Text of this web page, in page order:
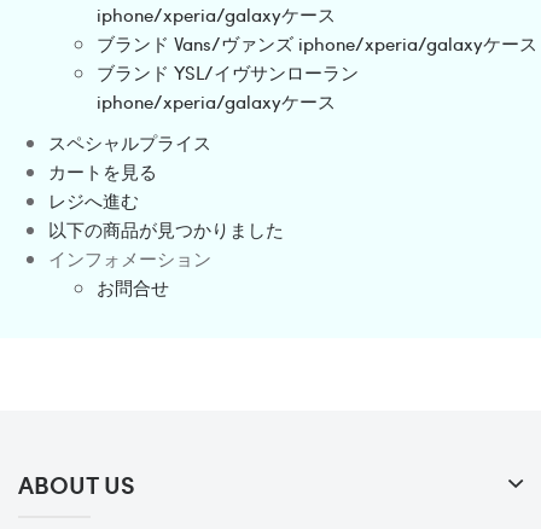
iphone/xperia/galaxyケース
ブランド Vans/ヴァンズ iphone/xperia/galaxyケース
ブランド YSL/イヴサンローラン
iphone/xperia/galaxyケース
スペシャルプライス
カートを見る
レジへ進む
以下の商品が見つかりました
インフォメーション
お問合せ
ABOUT US